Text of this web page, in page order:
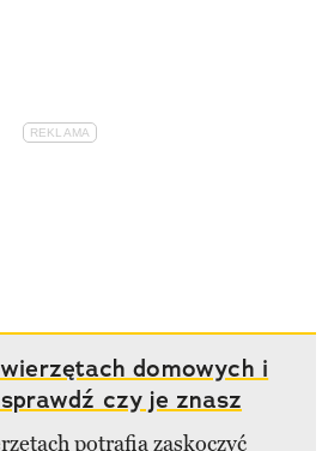
domowych i
czy je znasz
potrafią zaskoczyć